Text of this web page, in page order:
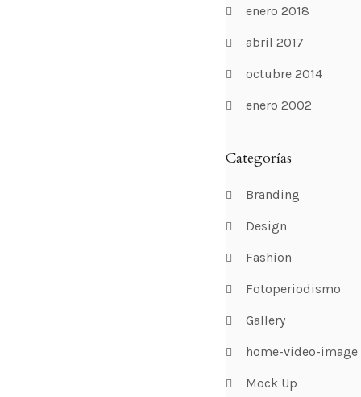
enero 2018
abril 2017
octubre 2014
enero 2002
Categorías
Branding
Design
Fashion
Fotoperiodismo
Gallery
home-video-image
Mock Up